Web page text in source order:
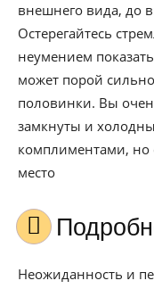
внешнего вида, до
Остерегайтесь
неумением
может порой
половинки. Вы
замкнуты и
комплиментами, но
место
Неожиданность и